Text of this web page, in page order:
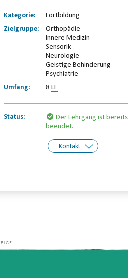
Kategorie:
Fortbildung
Zielgruppe:
Orthopädie
Innere Medizin
Sensorik
Neurologie
Geistige Behinderung
Psychiatrie
Umfang:
8 LE
Status:
Der Lehrgang ist bereits
beendet.
Kontakt